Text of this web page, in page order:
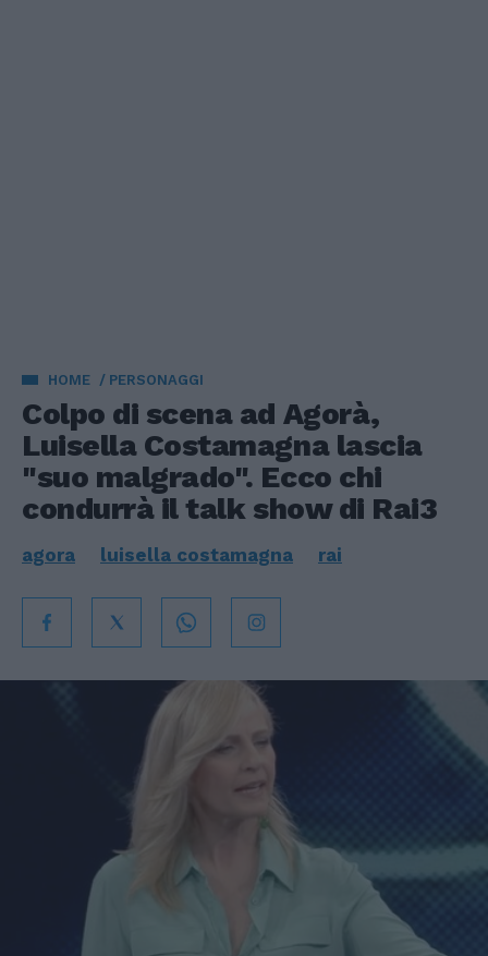
HOME PERSONAGGI
Colpo di scena ad Agorà,
Luisella Costamagna lascia
"suo malgrado". Ecco chi
condurrà il talk show di Rai3
agora luisella costamagna rai